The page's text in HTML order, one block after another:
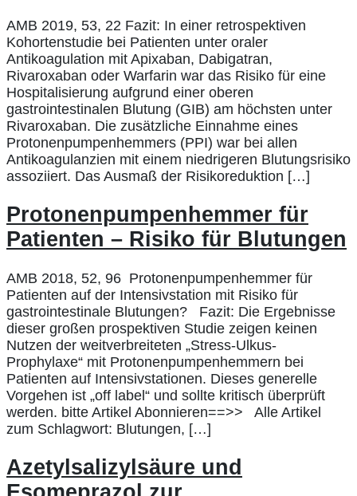
AMB 2019, 53, 22 Fazit: In einer retrospektiven
Kohortenstudie bei Patienten unter oraler
Antikoagulation mit Apixaban, Dabigatran,
Rivaroxaban oder Warfarin war das Risiko für eine
Hospitalisierung aufgrund einer oberen
gastrointestinalen Blutung (GIB) am höchsten unter
Rivaroxaban. Die zusätzliche Einnahme eines
Protonenpumpenhemmers (PPI) war bei allen
Antikoagulanzien mit einem niedrigeren Blutungsrisiko
assoziiert. Das Ausmaß der Risikoreduktion […]
Protonenpumpenhemmer für
Patienten – Risiko für Blutungen
AMB 2018, 52, 96 Protonenpumpenhemmer für
Patienten auf der Intensivstation mit Risiko für
gastrointestinale Blutungen? Fazit: Die Ergebnisse
dieser großen prospektiven Studie zeigen keinen
Nutzen der weitverbreiteten „Stress-Ulkus-
Prophylaxe“ mit Protonenpumpenhemmern bei
Patienten auf Intensivstationen. Dieses generelle
Vorgehen ist „off label“ und sollte kritisch überprüft
werden. bitte Artikel Abonnieren==>> Alle Artikel
zum Schlagwort: Blutungen, […]
Azetylsalizylsäure und